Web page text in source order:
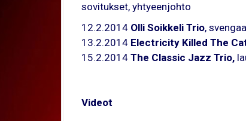
sovitukset, yhtyeenjohto
12.2.2014 Olli Soikkeli Trio,
13.2.2014 Electricity Killed The
15.2.2014 The Classic Jazz Trio,
Videot